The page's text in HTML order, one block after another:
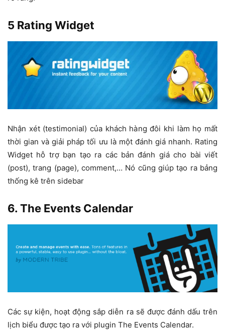
5 Rating Widget
Nhận xét (testimonial) của khách hàng đôi khi làm họ mất
thời gian và giải pháp tối ưu là một đánh giá nhanh. Rating
Widget hỗ trợ bạn tạo ra các bản đánh giá cho bài viết
(post), trang (page), comment,… Nó cũng giúp tạo ra bảng
thống kê trên sidebar
6. The Events Calendar
Các sự kiện, hoạt động sắp diễn ra sẽ được đánh dấu trên
lịch biểu được tạo ra với plugin The Events Calendar.